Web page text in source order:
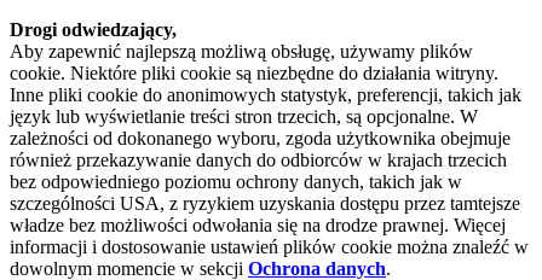
Drogi odwiedzający,
Aby zapewnić najlepszą możliwą obsługę, używamy plików
cookie. Niektóre pliki cookie są niezbędne do działania witryny.
Inne pliki cookie do anonimowych statystyk, preferencji, takich jak
język lub wyświetlanie treści stron trzecich, są opcjonalne. W
zależności od dokonanego wyboru, zgoda użytkownika obejmuje
również przekazywanie danych do odbiorców w krajach trzecich
bez odpowiedniego poziomu ochrony danych, takich jak w
szczególności USA, z ryzykiem uzyskania dostępu przez tamtejsze
władze bez możliwości odwołania się na drodze prawnej. Więcej
informacji i dostosowanie ustawień plików cookie można znaleźć w
dowolnym momencie w sekcji Ochrona danych.